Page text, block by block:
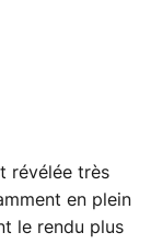
révélée très
en plein
le rendu plus